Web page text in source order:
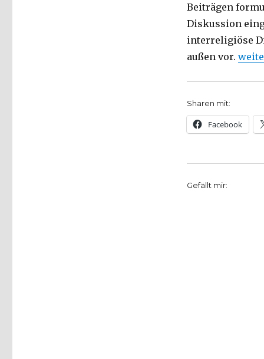
Beiträgen
Diskussion
interreligiöse
außen vor.
Sharen mit:
Facebook
Gefällt mir: